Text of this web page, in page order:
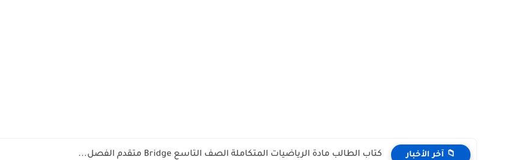
📁 آخر الأخبار كتاب الطالب مادة الرياضيات المتكاملة الصف التاسع Bridge متقدم الفصل...